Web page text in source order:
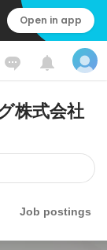
Open in app
株式会社
Job postings